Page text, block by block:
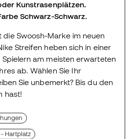
Kunstrasenplätzen.
Schwarz-Schwarz.
Swoosh-Marke im neuen
Streifen heben sich in einer
am meisten erwarteten
ab. Wählen Sie Ihr
Sie unbemerkt? Bis du den
hast!
Hartplatz